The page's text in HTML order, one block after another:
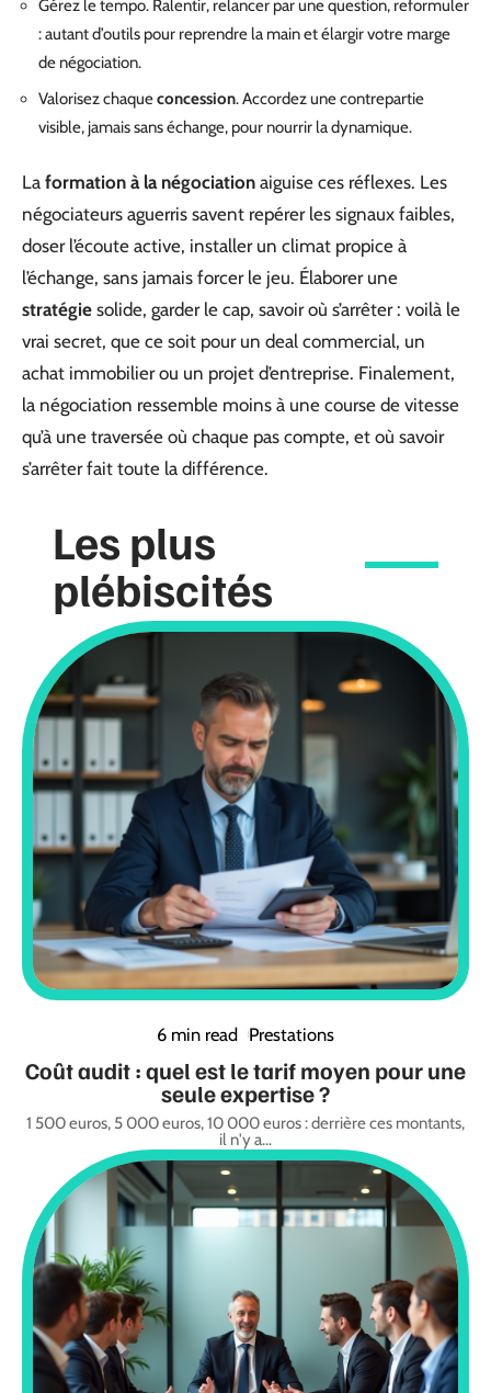
Gérez le tempo. Ralentir, relancer par une question, reformuler
: autant d’outils pour reprendre la main et élargir votre marge
de négociation.
Valorisez chaqueconcession. Accordez une contrepartie
visible, jamais sans échange, pour nourrir la dynamique.
La formation à la négociation aiguise ces réflexes. Les
négociateurs aguerris savent repérer les signaux faibles,
doser l’écoute active, installer un climat propice à
l’échange, sans jamais forcer le jeu. Élaborer une
stratégie solide, garder le cap, savoir où s’arrêter : voilà le
vrai secret, que ce soit pour un deal commercial, un
achat immobilier ou un projet d’entreprise. Finalement,
la négociation ressemble moins à une course de vitesse
qu’à une traversée où chaque pas compte, et où savoir
s’arrêter fait toute la différence.
Les plus
plébiscités
6 min read Prestations
Coût audit : quel est le tarif moyen pour une
seule expertise ?
1 500 euros, 5 000 euros, 10 000 euros : derrière ces montants,
il n'y a…